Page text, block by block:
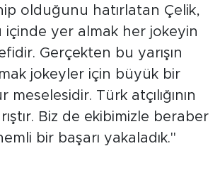
olduğunu hatırlatan Çelik,
içinde yer almak her jokeyin
Gerçekten bu yarışın
jokeyler için büyük bir
Türk atçılığının
Biz de ekibimizle beraber
bir başarı yakaladık."